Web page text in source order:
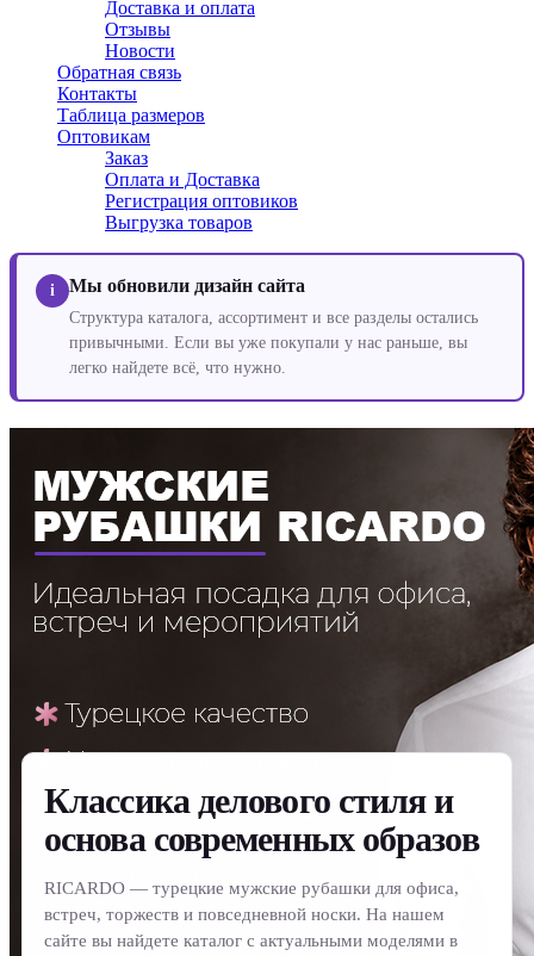
Доставка и оплата
Отзывы
Новости
Обратная связь
Контакты
Таблица размеров
Оптовикам
Заказ
Оплата и Доставка
Регистрация оптовиков
Выгрузка товаров
i Мы обновили дизайн сайта
Структура каталога, ассортимент и все разделы остались
привычными. Если вы уже покупали у нас раньше, вы
легко найдете всё, что нужно.
Классика делового стиля и
основа современных образов
RICARDO — турецкие мужские рубашки для офиса,
встреч, торжеств и повседневной носки. На нашем
сайте вы найдете каталог с актуальными моделями в